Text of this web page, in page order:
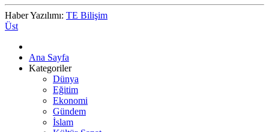
Haber Yazılımı: TE Bilişim
Üst
Ana Sayfa
Kategoriler
Dünya
Eğitim
Ekonomi
Gündem
İslam